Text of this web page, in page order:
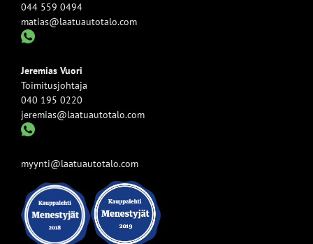
044 559 0494
matias@laatuautotalo.com
Jeremias Vuori
Toimitusjohtaja
040 195 0220
jeremias@laatuautotalo.com
myynti@laatuautotalo.com